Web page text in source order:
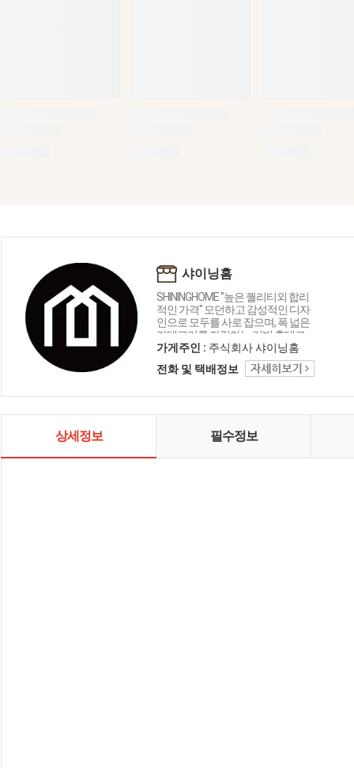
샤이닝홈
SHININGHOME "높은 퀄리티외 합리
적인 가격" 모던하고 감성적인 디자
인으로 모두를 사로 잡으며, 폭 넓은
카테고리를 자랑하는 리빙 홈데코
인테리어 샤이닝홈입니다.
가게주인 : 주식회사 샤이닝홈
전화 및 택배정보
상세정보 필수정보